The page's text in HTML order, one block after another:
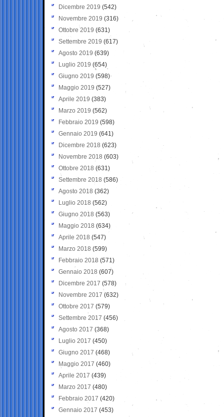
Dicembre 2019 (542)
Novembre 2019 (316)
Ottobre 2019 (631)
Settembre 2019 (617)
Agosto 2019 (639)
Luglio 2019 (654)
Giugno 2019 (598)
Maggio 2019 (527)
Aprile 2019 (383)
Marzo 2019 (562)
Febbraio 2019 (598)
Gennaio 2019 (641)
Dicembre 2018 (623)
Novembre 2018 (603)
Ottobre 2018 (631)
Settembre 2018 (586)
Agosto 2018 (362)
Luglio 2018 (562)
Giugno 2018 (563)
Maggio 2018 (634)
Aprile 2018 (547)
Marzo 2018 (599)
Febbraio 2018 (571)
Gennaio 2018 (607)
Dicembre 2017 (578)
Novembre 2017 (632)
Ottobre 2017 (579)
Settembre 2017 (456)
Agosto 2017 (368)
Luglio 2017 (450)
Giugno 2017 (468)
Maggio 2017 (460)
Aprile 2017 (439)
Marzo 2017 (480)
Febbraio 2017 (420)
Gennaio 2017 (453)